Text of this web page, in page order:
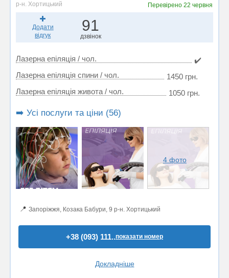
р-н. Хортицький Перевірено22 червня
Додати
відгук
91
дзвінок
Лазерна епіляція / чол.
✔️
Лазерна епіляція спини / чол.
1450 грн.
Лазерна епіляція живота / чол.
1050 грн.
➡️ Усі послуги та ціни (56)
4 фото
📍 Запоріжжя, Козака Бабури, 9 р-н. Хортицький
+38 (093) 111..показати номер
Докладніше